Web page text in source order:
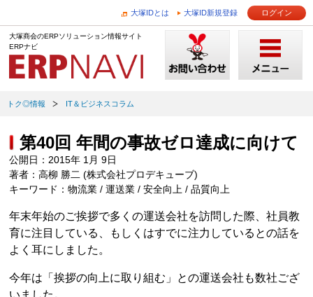
大塚IDとは 大塚ID新規登録 ログイン
大塚商会のERPソリューション情報サイト
ERPナビ
トク◎情報 IT＆ビジネスコラム
第40回 年間の事故ゼロ達成に向けて
公開日：2015年 1月 9日
著者：高柳 勝二 (株式会社プロデキューブ)
キーワード：物流業 / 運送業 / 安全向上 / 品質向上
年末年始のご挨拶で多くの運送会社を訪問した際、社員教
育に注目している、もしくはすでに注力しているとの話を
よく耳にしました。
今年は「挨拶の向上に取り組む」との運送会社も数社ござ
いました。